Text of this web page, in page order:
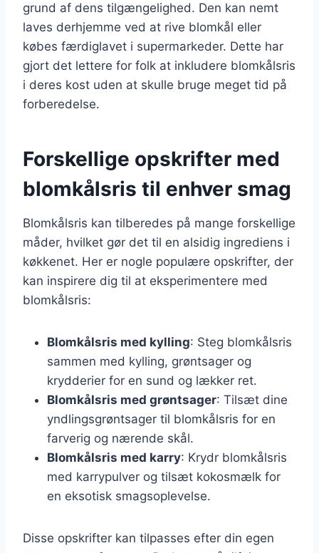
grund af dens tilgængelighed. Den kan nemt
laves derhjemme ved at rive blomkål eller
købes færdiglavet i supermarkeder. Dette har
gjort det lettere for folk at inkludere blomkålsris
i deres kost uden at skulle bruge meget tid på
forberedelse.
Forskellige opskrifter med
blomkålsris til enhver smag
Blomkålsris kan tilberedes på mange forskellige
måder, hvilket gør det til en alsidig ingrediens i
køkkenet. Her er nogle populære opskrifter, der
kan inspirere dig til at eksperimentere med
blomkålsris:
Blomkålsris med kylling: Steg blomkålsris
sammen med kylling, grøntsager og
krydderier for en sund og lækker ret.
Blomkålsris med grøntsager: Tilsæt dine
yndlingsgrøntsager til blomkålsris for en
farverig og nærende skål.
Blomkålsris med karry: Krydr blomkålsris
med karrypulver og tilsæt kokosmælk for
en eksotisk smagsoplevelse.
Disse opskrifter kan tilpasses efter din egen